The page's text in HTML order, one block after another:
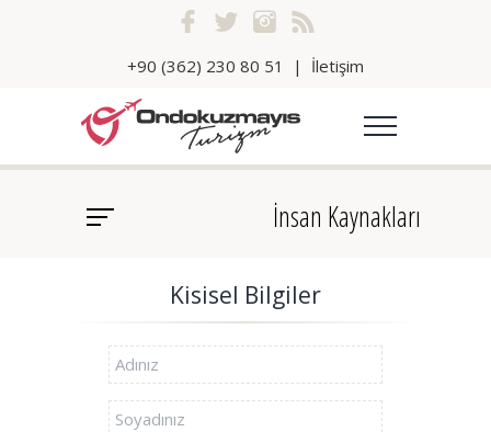
+90 (362) 230 80 51 | İletişim
İnsan Kaynakları
Kisisel Bilgiler